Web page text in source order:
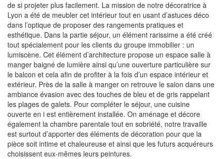
de si projeter plus facilement. La mission de notre décoratrice à
Lyon a été de meubler cet intérieur tout en usant d’astuces déco
dans l’optique de proposer des rangements pratiques et
esthétique. Dans la partie séjour, un élément rarissime a été créé
tout spécialement pour les clients du groupe immobilier : un
lumiscène. Cet élément d’architecture propose un espace salle à
manger baigné de lumière ainsi qu’une ouverture particulière sur
le balcon et cela afin de profiter à la fois d’un espace intérieur et
extérieur. Près de la salle à manger on retrouve le salon dans une
ambiance évasion avec des touches de bleu et de gris rappelant
les plages de galets. Pour compléter le séjour, une cuisine
ouverte en i est entièrement installée. On aménage et décore
également la chambre parentale tout en sobriété, notre travaille
est surtout d’apporter des éléments de décoration pour que la
pièce soit intime et chaleureuse et ainsi que les futurs acquéreurs
choisissent eux-mêmes leurs peintures.